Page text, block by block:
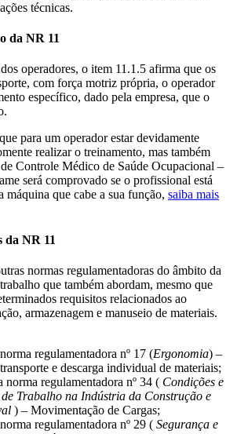
técnicas.
da NR 11
operadores, o item 11.1.5 afirma que os
com força motriz própria, o operador
específico, dado pela empresa, que o
para um operador estar devidamente
realizar o treinamento, mas também
Controle Médico de Saúde Ocupacional –
será comprovado se o profissional está
máquina que cabe a sua função, saiba mais
da NR 11
normas regulamentadoras do âmbito da
que também abordam, mesmo que
requisitos relacionados ao
armazenagem e manuseio de materiais.
regulamentadora nº 17 (Ergonomia) –
e descarga individual de materiais;
norma regulamentadora nº 34 ( Condições e
Trabalho na Indústria da Construção e
) – Movimentação de Cargas;
regulamentadora nº 29 ( Segurança e